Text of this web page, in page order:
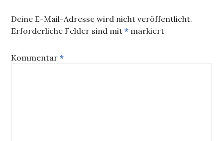
Deine E-Mail-Adresse wird nicht veröffentlicht.
Erforderliche Felder sind mit* markiert
Kommentar*